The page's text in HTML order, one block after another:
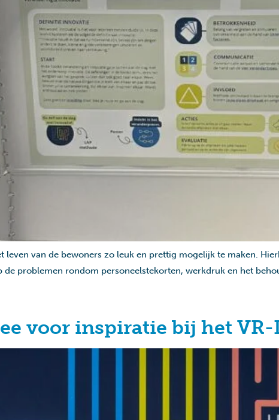
leven van de bewoners zo leuk en prettig mogelijk te maken.
de problemen rondom personeelstekorten, werkdruk en het
voor inspiratie bij het VR-